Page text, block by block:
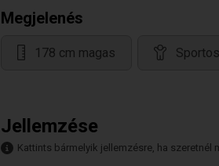
Megjelenés
178 cm magas Sportos
Jellemzése
Kattints bármelyik jellemzésre, ha